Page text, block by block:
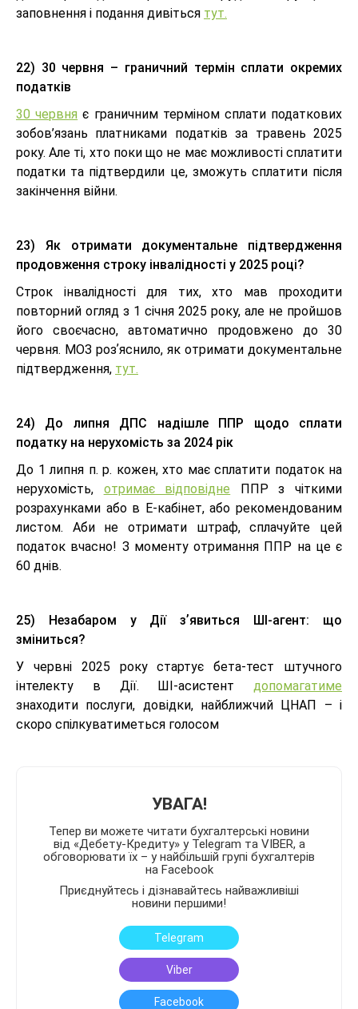
заповнення і подання дивіться тут.
22) 30 червня – граничний термін сплати окремих
податків
30 червня є граничним терміном сплати податкових
зобов’язань платниками податків за травень 2025
року. Але ті, хто поки що не має можливості сплатити
податки та підтвердили це, зможуть сплатити після
закінчення війни.
23) Як отримати документальне підтвердження
продовження строку інвалідності у 2025 році?
Строк інвалідності для тих, хто мав проходити
повторний огляд з 1 січня 2025 року, але не пройшов
його своєчасно, автоматично продовжено до 30
червня. МОЗ розʼяснило, як отримати документальне
підтвердження, тут.
24) До липня ДПС надішле ППР щодо сплати
податку на нерухомість за 2024 рік
До 1 липня п. р. кожен, хто має сплатити податок на
нерухомість, отримає відповідне ППР з чіткими
розрахунками або в Е-кабінет, або рекомендованим
листом. Аби не отримати штраф, сплачуйте цей
податок вчасно! З моменту отримання ППР на це є
60 днів.
25) Незабаром у Дії зʼявиться ШІ-агент: що
зміниться?
У червні 2025 року стартує бета-тест штучного
інтелекту в Дії. ШІ-асистент допомагатиме
знаходити послуги, довідки, найближчий ЦНАП – і
скоро спілкуватиметься голосом
УВАГА!
Тепер ви можете читати бухгалтерські новини
від «Дебету-Кредиту» у Telegram та VIBER, а
обговорювати їх – у найбільшій групі бухгалтерів
на Facebook
Приєднуйтесь і дізнавайтесь найважливіші
новини першими!
Telegram
Viber
Facebook